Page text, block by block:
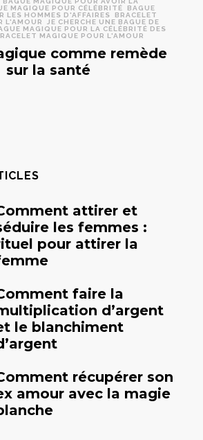
MAGIQUE POUR CÉLÉBRITÉ
BAGUE
LES HOMMES D'AFFAIRES
BRACELET
L'AMOUR
JE CHERCHE UNE BAGUE DE
MAGIQUE POUR LA CÉLÉBRITÉ DES
MAGIQUE POUR L'AMOUR
comme remède
sur la santé
attirer et
les femmes :
pour attirer la
faire la
d’argent
le blanchiment
récupérer son
amour avec la magie